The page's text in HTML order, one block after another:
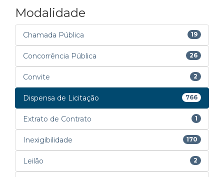
Modalidade
Chamada Pública 19
Concorrência Pública 26
Convite 2
Dispensa de Licitação 766
Extrato de Contrato 1
Inexigibilidade 170
Leilão 2